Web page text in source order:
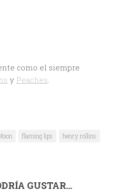
como el siempre
y Peaches.
flaming lips
henry rollins
GUSTAR...